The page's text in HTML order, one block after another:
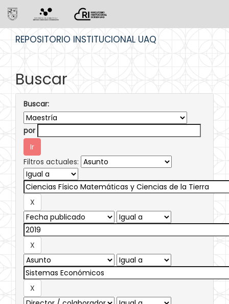
REPOSITORIO INSTITUCIONAL UAQ
Buscar
Buscar:
por
Filtros actuales: